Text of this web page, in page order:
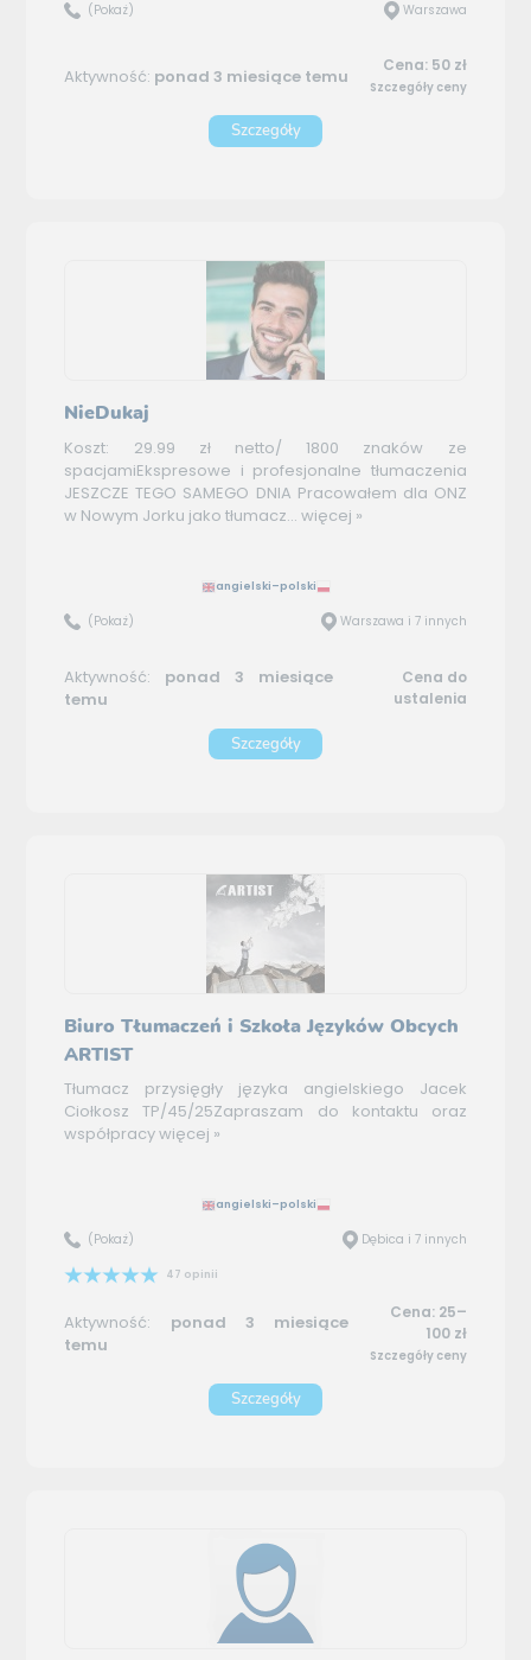
(Pokaż) Warszawa
Aktywność: ponad 3 miesiące temu Cena: 50 zł
Szczegóły ceny
Szczegóły
NieDukaj
Koszt: 29.99 zł netto/ 1800 znaków ze
spacjamiEkspresowe i profesjonalne tłumaczenia
JESZCZE TEGO SAMEGO DNIA Pracowałem dla ONZ
w Nowym Jorku jako tłumacz... więcej »
angielski–polski
(Pokaż) Warszawa i 7 innych
Aktywność: ponad 3 miesiące
temu
Cena do
ustalenia
Szczegóły
Biuro Tłumaczeń i Szkoła Języków Obcych
ARTIST
Tłumacz przysięgły języka angielskiego Jacek
Ciołkosz TP/45/25Zapraszam do kontaktu oraz
współpracywięcej »
angielski–polski
(Pokaż) Dębica i 7 innych
47 opinii
Aktywność: ponad 3 miesiące
temu
Cena: 25–
100 zł
Szczegóły ceny
Szczegóły